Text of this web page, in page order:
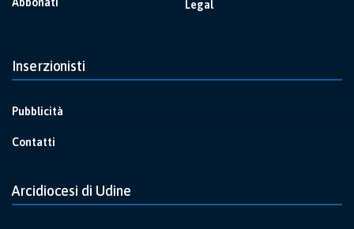
Legal
Inserzionisti
Pubblicità
Contatti
Arcidiocesi di Udine